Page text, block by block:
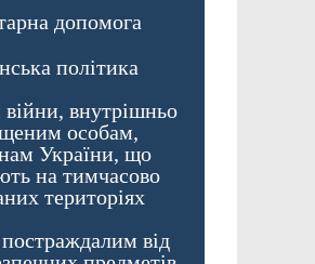
допомога
політика
внутрішньо
особам,
України, що
на тимчасово
територіях
від